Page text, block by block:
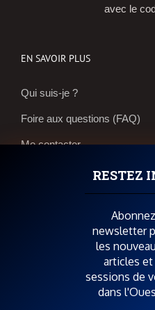
RESTEZ
newsletter
les
articles
sessions de
dans
avec le
EN SAVOIR PLUS
Qui suis-je ?
Foire aux questions (FAQ)
Me contacter
Réservations et bons plans
Boutique photos
POUR SOUTENIR SPIRIT OF USA